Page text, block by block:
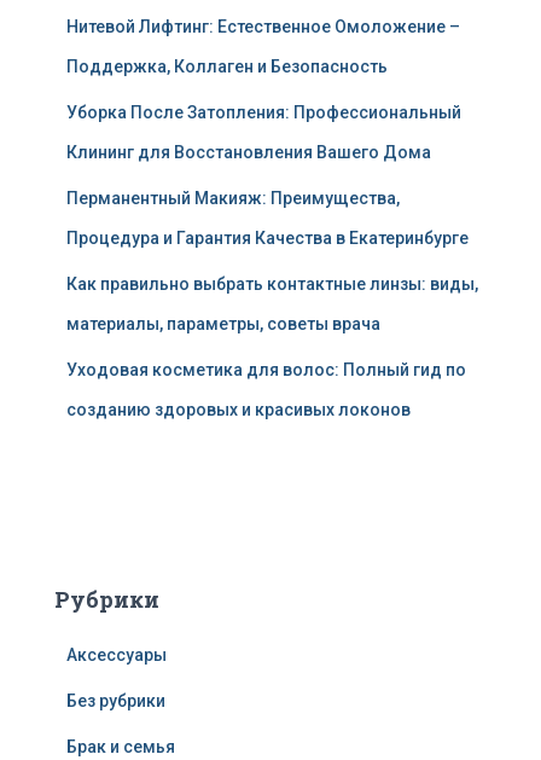
Нитевой Лифтинг: Естественное Омоложение –
Поддержка, Коллаген и Безопасность
Уборка После Затопления: Профессиональный
Клининг для Восстановления Вашего Дома
Перманентный Макияж: Преимущества,
Процедура и Гарантия Качества в Екатеринбурге
Как правильно выбрать контактные линзы: виды,
материалы, параметры, советы врача
Уходовая косметика для волос: Полный гид по
созданию здоровых и красивых локонов
Рубрики
Аксессуары
Без рубрики
Брак и семья